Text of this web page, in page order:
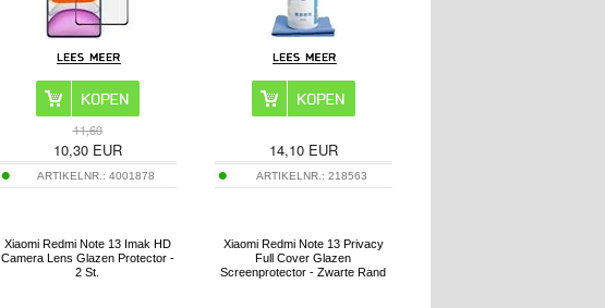
11,60
10,30EUR
ARTIKELNR.: 4001878
14,10EUR
ARTIKELNR.: 218563
Xiaomi Redmi Note 13 Imak HD
Camera Lens Glazen Protector -
2 St.
Xiaomi Redmi Note 13 Privacy
Full Cover Glazen
Screenprotector - Zwarte Rand